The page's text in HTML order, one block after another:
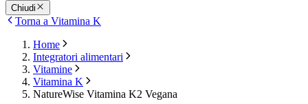
Chiudi
Torna a Vitamina K
Home
Integratori alimentari
Vitamine
Vitamina K
NatureWise Vitamina K2 Vegana